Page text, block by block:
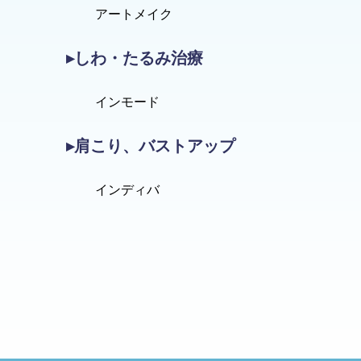
アートメイク
▸しわ・たるみ治療
インモード
▸肩こり、バストアップ
インディバ